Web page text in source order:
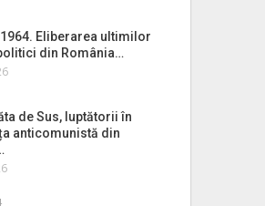
Eliberarea ultimilor
din România…
de Sus, luptătorii în
anticomunistă din